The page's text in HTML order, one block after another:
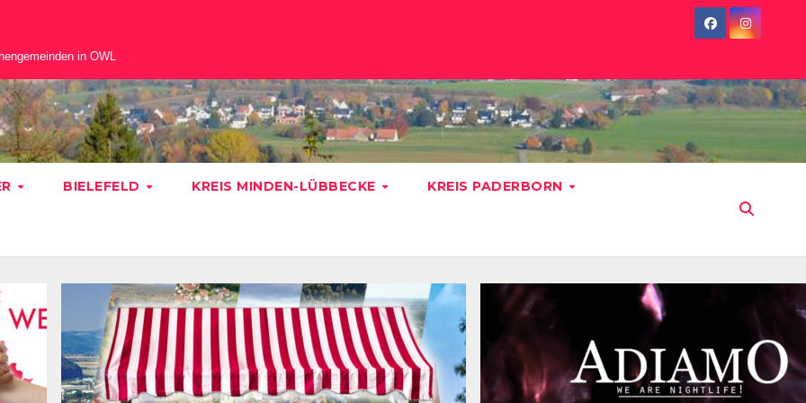
in OWL
BIELEFELD KREIS MINDEN-LÜBBECKE KREIS PADERBORN